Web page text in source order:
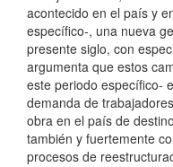
i
p
a
l
d
e
acontecido en el país y
específico-, una nueva
presente siglo, con
argumenta que estos
este periodo específico-
demanda de
obra en el país de
también y fuertemente
procesos de